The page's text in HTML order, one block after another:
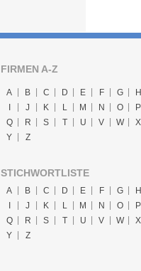
FIRMEN A-Z
A B C D E F G
H
J K L M N O
P
Q
R S T U V W
X
Y
Z
STICHWORTLISTE
A B C D E F G
H
J K L M N O
P
Q
R S T U V W
X
Y
Z